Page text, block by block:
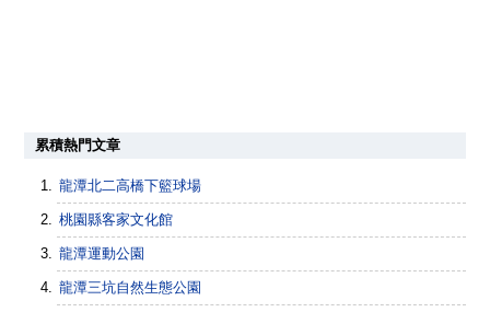
累積熱門文章
龍潭北二高橋下籃球場
桃園縣客家文化館
龍潭運動公園
龍潭三坑自然生態公園